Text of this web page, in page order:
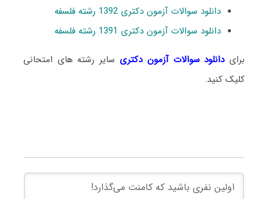
دانلود سوالات آزمون دکتری 1392 رشته فلسفه
دانلود سوالات آزمون دکتری 1391 رشته فلسفه
برایدانلود سوالات آزمون دکتری سایر رشته های امتحانی
کلیک کنید.